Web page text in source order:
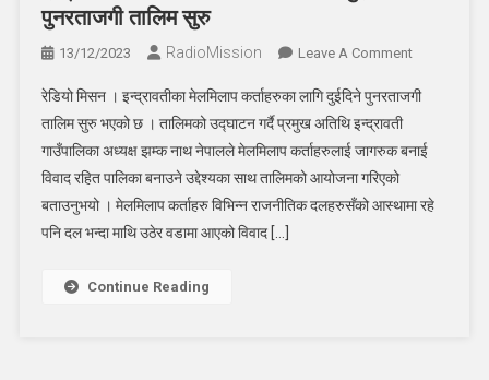
पुनरताजगी तालिम सुरु
13/12/2023 RadioMission Leave A CommentOn
मेलमिलाप
लागि
पुनरताजगी
रेडियो मिसन । इन्द्रावतीका मेलमिलाप कर्ताहरुका लागि दुईदिने पुनरताजगी
तालिम सुरु भएको छ । तालिमको उद्घाटन गर्दै प्रमुख अतिथि इन्द्रावती
गाउँपालिका अध्यक्ष झम्क नाथ नेपालले मेलमिलाप कर्ताहरुलाई जागरुक बनाई
विवाद रहित पालिका बनाउने उद्देश्यका साथ तालिमको आयोजना गरिएको
बताउनुभयो । मेलमिलाप कर्ताहरु विभिन्न राजनीतिक दलहरुसँको आस्थामा रहे
पनि दल भन्दा माथि उठेर वडामा आएको विवाद […]
Continue Reading